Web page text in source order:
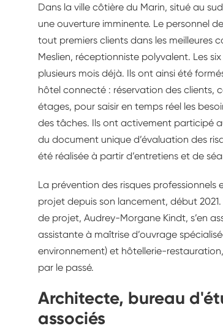
Dans la ville côtière du Marin, situé au
une ouverture imminente. Le personnel
tout premiers clients dans les meilleures
Meslien, réceptionniste polyvalent. Les
plusieurs mois déjà. Ils ont ainsi été
hôtel connecté : réservation des clients,
étages, pour saisir en temps réel les
des tâches. Ils ont activement participé
du document unique d’évaluation des
été réalisée à partir d’entretiens et de
La prévention des risques
projet depuis son lancement, début
de projet, Audrey-Morgane Kindt, s’en
assistante à maîtrise d’ouvrage
environnement) et hôtellerie-
par le passé.
Architecte, bureau
associés